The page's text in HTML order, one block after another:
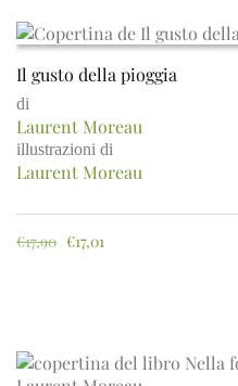
Il gusto della pioggia
di
Laurent Moreau
illustrazioni di
Laurent Moreau
€17,90 €17,01